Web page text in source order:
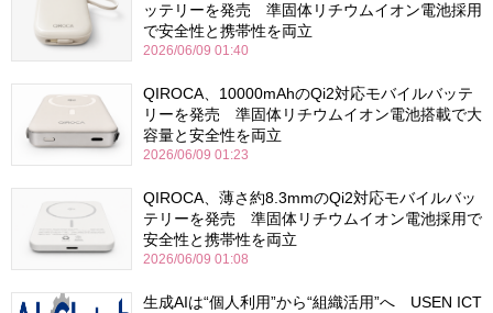
ッテリーを発売 準固体リチウムイオン電池採用
で安全性と携帯性を両立
2026/06/09 01:40
QIROCA、10000mAhのQi2対応モバイルバッテ
リーを発売 準固体リチウムイオン電池搭載で大
容量と安全性を両立
2026/06/09 01:23
QIROCA、薄さ約8.3mmのQi2対応モバイルバッ
テリーを発売 準固体リチウムイオン電池採用で
安全性と携帯性を両立
2026/06/09 01:08
生成AIは“個人利用”から“組織活用”へ USEN ICT